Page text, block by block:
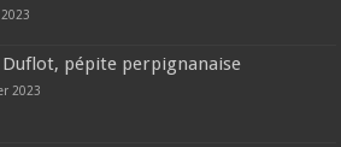
Duflot, pépite perpignanaise
2023